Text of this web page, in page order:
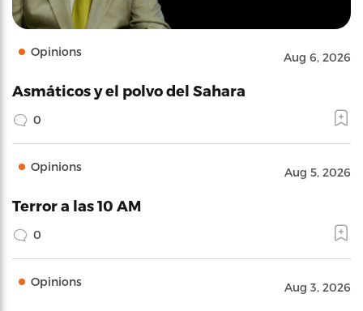
Opinions Aug 6, 2026
Asmáticos y el polvo del Sahara
0
Opinions Aug 5, 2026
Terror a las 10 AM
0
Opinions Aug 3, 2026